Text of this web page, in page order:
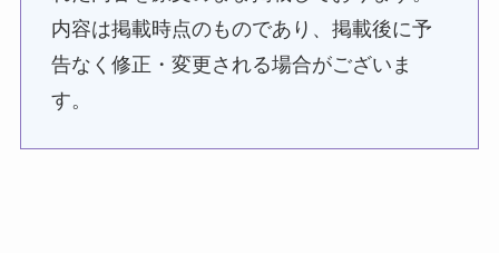
内容は掲載時点のものであり、掲載後に予
告なく修正・変更される場合がございま
す。